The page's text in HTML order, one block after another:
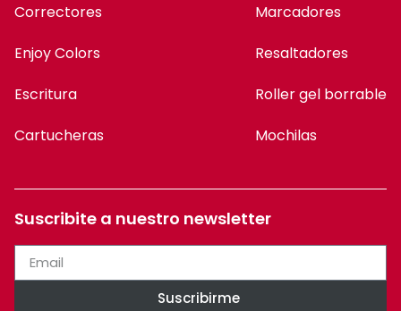
Correctores
Enjoy Colors
Escritura
Cartucheras
Marcadores
Resaltadores
Roller gel borrable
Mochilas
Suscribite a nuestro newsletter
Suscribirme